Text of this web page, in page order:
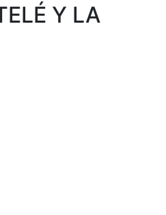
Y LA